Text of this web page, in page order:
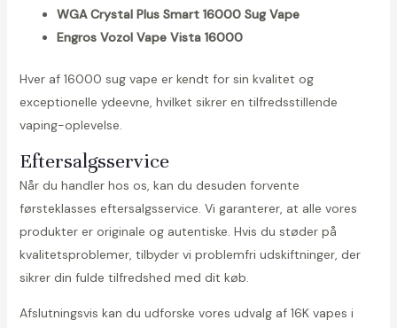
WGA Crystal Plus Smart 16000 Sug Vape
Engros Vozol Vape Vista 16000
Hver af 16000 sug vape er kendt for sin kvalitet og
exceptionelle ydeevne, hvilket sikrer en tilfredsstillende
vaping-oplevelse.
Eftersalgsservice
Når du handler hos os, kan du desuden forvente
førsteklasses eftersalgsservice. Vi garanterer, at alle vores
produkter er originale og autentiske. Hvis du støder på
kvalitetsproblemer, tilbyder vi problemfri udskiftninger, der
sikrer din fulde tilfredshed med dit køb.
Afslutningsvis kan du udforske vores udvalg af 16K vapes i